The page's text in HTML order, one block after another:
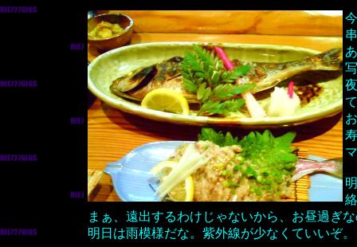
まぁ、遠出するわけじゃないから、お昼過ぎ
明日は雨模様だな。紫外線が少なくていいぞ。